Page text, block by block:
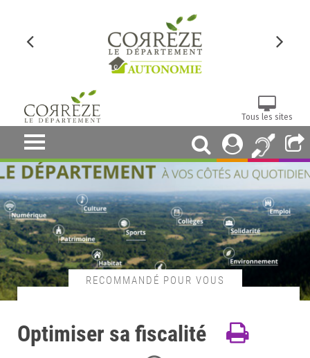
Tous les sites
RECOMMANDÉ POUR VOUS
Optimiser sa fiscalité